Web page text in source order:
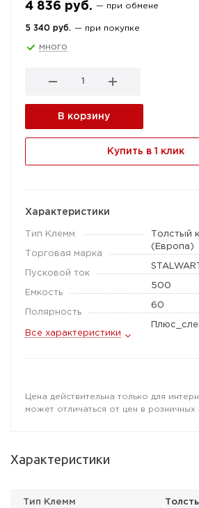
4 836 руб. — при обмене
5 340 руб. — при покупке
много
В корзину
Купить в 1 клик
Характеристики
Тип Клемм
Толстый
(Европа)
Торговая марка
Пусковой ток
500
Емкость
60
Полярность
Все характеристики
Цена действительна только для
может отличаться от цен в розничных
Характеристики
Тип Клемм